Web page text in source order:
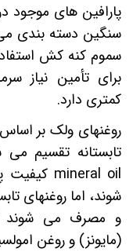
پارافین های موجود
سنگین دسته بندی
سموم کنه کش
برای تأمین نیاز
کمتری دارد.
روغنهای ولک بر
تابستانه تقسیم می
mineral oil کیفیت
شوند، اما روغنهای
و مصرف می شوند
(مایونز) و روغن